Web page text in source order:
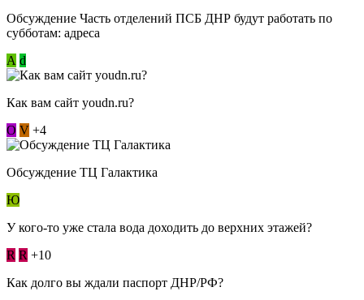
Обсуждение Часть отделений ПСБ ДНР будут работать по
субботам: адреса
А d
Как вам сайт youdn.ru?
О V +4
Обсуждение ТЦ Галактика
Ю
У кого-то уже стала вода доходить до верхних этажей?
R R +10
Как долго вы ждали паспорт ДНР/РФ?